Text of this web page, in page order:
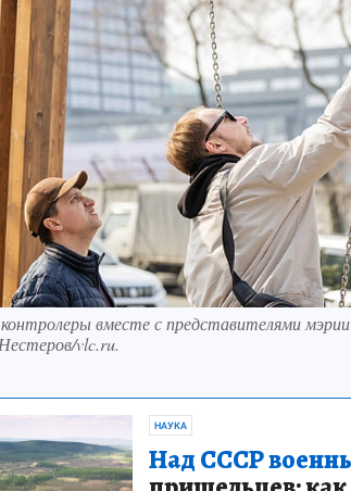
вместе с представителями
vlc.ru.
НАУКА
Над СССР